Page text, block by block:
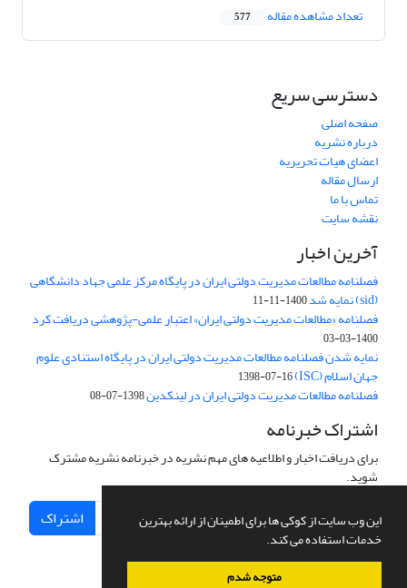
این وب سایت از کوکی ها برای اطمینان از ارائه بهترین
خدمات استفاده می کند.
متوجه شدم
تعداد مشاهده مقاله 577
دسترسی سریع
صفحه اصلی
درباره نشریه
اعضای هیات تحریریه
ارسال مقاله
تماس با ما
نقشه سایت
آخرین اخبار
فصلنامه مطالعات مدیریت دولتی ایران در پایگاه مرکز علمی جهاد دانشگاهی
(sid) نمایه شد 1400-11-11
فصلنامه «مطالعات مدیریت دولتی ایران» اعتبار علمی-پژوهشی دریافت کرد
1400-03-03
نمایه شدن فصلنامه مطالعات مدیریت دولتی ایران در پایگاه استنادی علوم
جهان اسلام (ISC) 1398-07-16
فصلنامه مطالعات مدیریت دولتی ایران در لینکدین1398-07-08
اشتراک خبرنامه
برای دریافت اخبار و اطلاعیه های مهم نشریه در خبرنامه نشریه مشترک
شوید.
اشتراک